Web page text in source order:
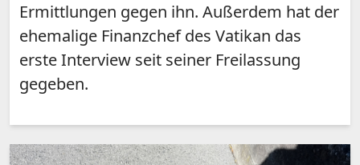
Ermittlungen gegen ihn. Außerdem hat der
ehemalige Finanzchef des Vatikan das
erste Interview seit seiner Freilassung
gegeben.